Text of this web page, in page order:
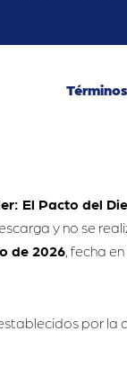
El Pacto del
y no se
de 2026, fecha
por la